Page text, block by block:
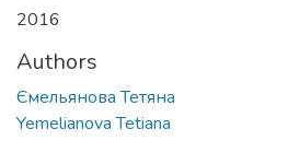
2016
Authors
Ємельянова Тетяна
Yemelianova Tetiana